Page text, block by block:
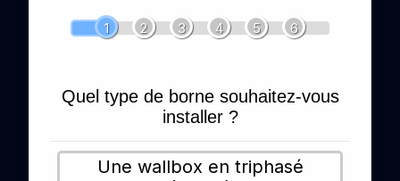
1 2 3 4 5 6
Quel type de borne souhaitez-vous
installer ?
Une wallbox en triphasé